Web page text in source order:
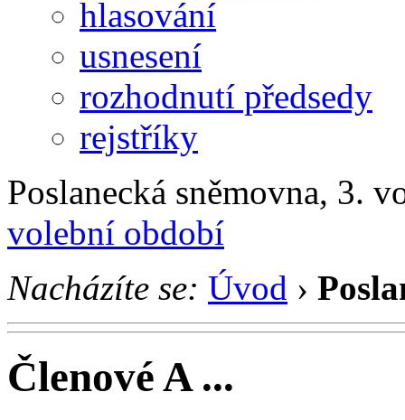
hlasování
usnesení
rozhodnutí předsedy
rejstříky
Poslanecká sněmovna, 3.
volební období
Nacházíte se: Úvod ›
Členové A ...